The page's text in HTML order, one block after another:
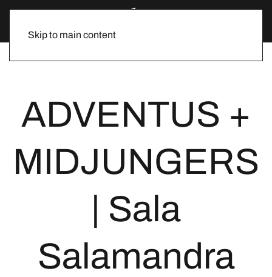
Skip to main content
ADVENTUS +
MIDJUNGERS
| Sala
Salamandra